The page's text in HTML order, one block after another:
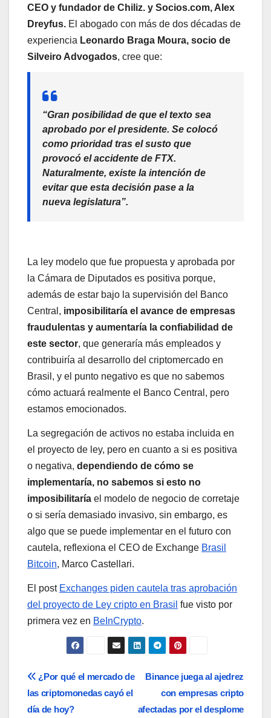
CEO y fundador de Chiliz. y Socios.com, Alex
Dreyfus. El abogado con más de dos décadas de
experiencia Leonardo Braga Moura, socio de
Silveiro Advogados, cree que:
“Gran posibilidad de que el texto sea
aprobado por el presidente. Se colocó
como prioridad tras el susto que
provocó el accidente de FTX.
Naturalmente, existe la intención de
evitar que esta decisión pase a la
nueva legislatura”.
La ley modelo que fue propuesta y aprobada por
la Cámara de Diputados es positiva porque,
además de estar bajo la supervisión del Banco
Central, imposibilitaría el avance de empresas
fraudulentas y aumentaría la confiabilidad de
este sector, que generaría más empleados y
contribuiría al desarrollo del criptomercado en
Brasil, y el punto negativo es que no sabemos
cómo actuará realmente el Banco Central, pero
estamos emocionados.
La segregación de activos no estaba incluida en
el proyecto de ley, pero en cuanto a si es positiva
o negativa, dependiendo de cómo se
implementaría, no sabemos si esto no
imposibilitaría el modelo de negocio de corretaje
o si sería demasiado invasivo, sin embargo, es
algo que se puede implementar en el futuro con
cautela, reflexiona el CEO de Exchange Brasil
Bitcoin, Marco Castellari.
El post Exchanges piden cautela tras aprobación
del proyecto de Ley cripto en Brasil fue visto por
primera vez en BeInCrypto.
Navegación
de
Binance juega al ajedrez
con empresas cripto
afectadas por el desplome
¿Por qué el mercado de
las criptomonedas cayó el
día de hoy?